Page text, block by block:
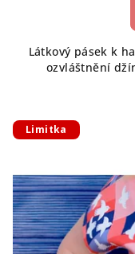
Látkový pásek k
ozvláštnění
Limitka